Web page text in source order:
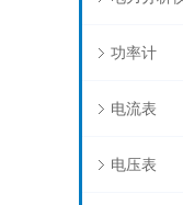
功率计
电流表
电压表